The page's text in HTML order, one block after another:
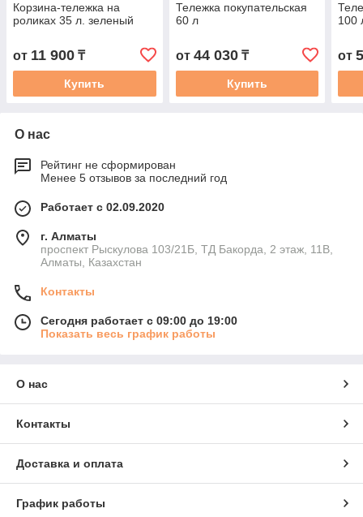
Корзина-тележка на
роликах 35 л. зеленый
от 11 900 ₸
Купить
Тележка покупательская
60 л
от 44 030₸
Купить
100
от
О нас
Рейтинг не сформирован
Менее 5 отзывов за последний год
Работает с 02.09.2020
г. Алматы
проспект Рыскулова 103/21Б, ТД Бакорда, 2 этаж, 11В,
Алматы, Казахстан
Контакты
Сегодня работает с 09:00 до 19:00
Показать весь график работы
О нас
Контакты
Доставка и оплата
График работы